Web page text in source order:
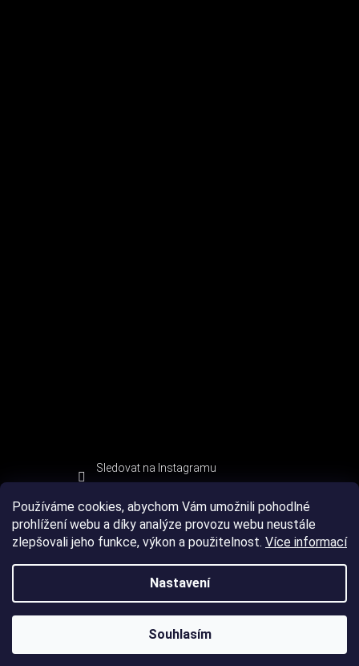
Používáme cookies, abychom Vám umožnili pohodlné
prohlížení webu a díky analýze provozu webu neustále
zlepšovali jeho funkce, výkon a použitelnost. Více informací
Nastavení
Souhlasím
Sledovat na Instagramu
DEVIL SPORT. Všechna práva vyhrazena.